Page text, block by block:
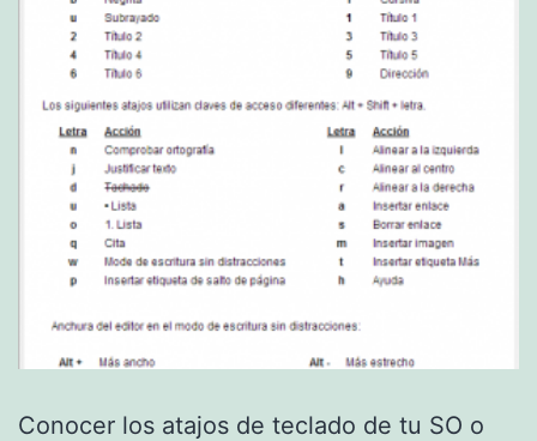
Conocer los atajos de teclado de tu SO o